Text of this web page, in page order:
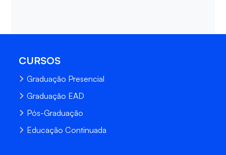
CURSOS
Graduação Presencial
Graduação EAD
Pós-Graduação
Educação Continuada